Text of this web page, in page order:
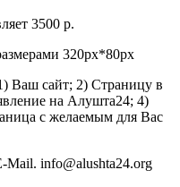
3500 р.
320px*80px
Ваш сайт; 2) Страницу в
на Алушта24; 4)
с желаемым для Вас
Mail. info@alushta24.org